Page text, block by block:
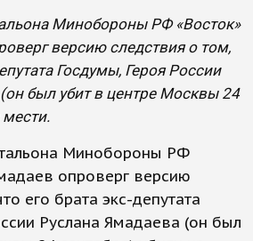
Минобороны РФ «Восток»
версию следствия о том,
Госдумы, Героя России
был убит в центре Москвы 24
мести.
Минобороны РФ
опроверг версию
его брата экс-депутата
Руслана Ямадаева (он был